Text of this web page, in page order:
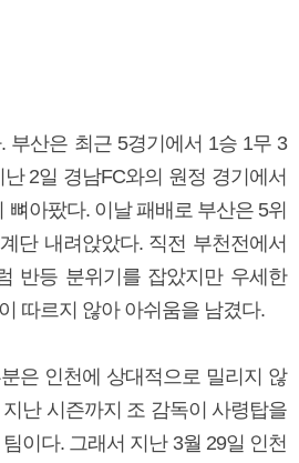
부산은 최근 5경기에서 1승 1무 3
2일 경남FC와의 원정 경기에서
뼈아팠다. 이날 패배로 부산은 5위
단 내려앉았다. 직전 부천전에서
반등 분위기를 잡았지만 우세한
따르지 않아 아쉬움을 남겼다.
은 인천에 상대적으로 밀리지 않
난 시즌까지 조 감독이 사령탑을
이다. 그래서 지난 3월 29일 인천